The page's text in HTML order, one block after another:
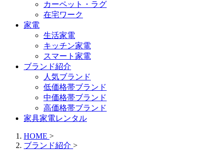
カーペット・ラグ
在宅ワーク
家電
生活家電
キッチン家電
スマート家電
ブランド紹介
人気ブランド
低価格帯ブランド
中価格帯ブランド
高価格帯ブランド
家具家電レンタル
HOME >
ブランド紹介 >